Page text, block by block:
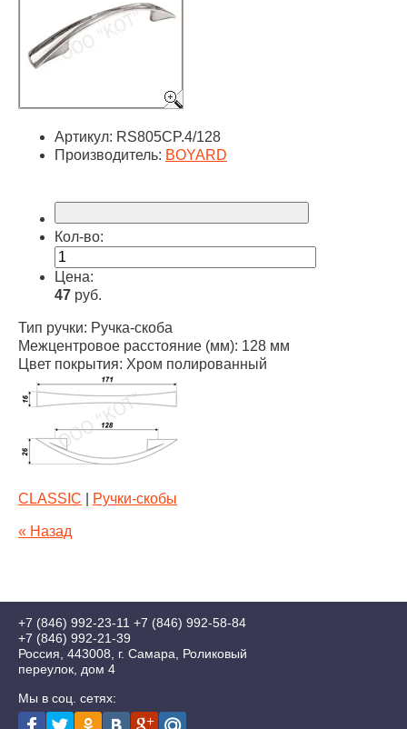
Артикул: RS805CP.4/128
Производитель: BOYARD
Кол-во:
Цена:
47 руб.
Тип ручки: Ручка-скоба
Межцентровое расстояние (мм): 128 мм
Цвет покрытия: Хром полированный
CLASSIC Ручки-скобы
« Назад
+7 (846) 992-23-11 +7 (846) 992-58-84
+7 (846) 992-21-39
Россия, 443008, г. Самара, Роликовый
переулок, дом 4
Мы в соц. сетях: